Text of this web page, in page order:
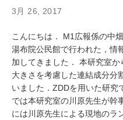
3月 26, 2017
こんにちは． M1広報係の中
湯布院公民館で行われた，情
加してきました． 本研究室
大きさを考慮した連結成分分
いました．ZDDを用いた研究
では本研究室の川原先生が幹
には川原先生による現地のラ